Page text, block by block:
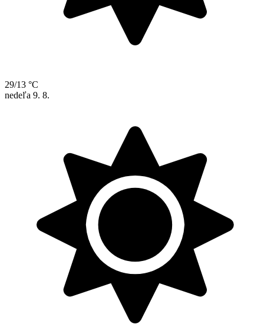
29/13 °C
nedeľa 9. 8.